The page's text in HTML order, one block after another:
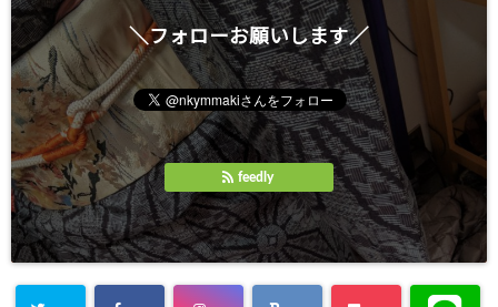
＼フォローお願いします／
feedly